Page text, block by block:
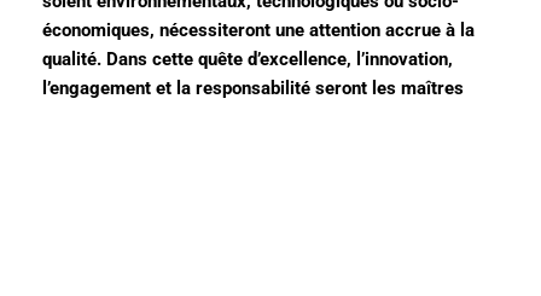
économiques, nécessiteront une attention accrue à la
qualité. Dans cette quête d’excellence, l’innovation,
l’engagement et la responsabilité seront les maîtres